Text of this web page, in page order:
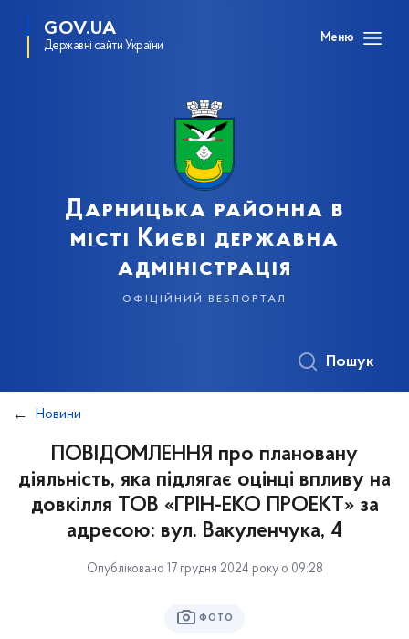
GOV.UA
Державні сайти України
Меню
Дарницька районна в
місті Києві державна
адміністрація
офіційний вебпортал
Пошук
Новини
ПОВІДОМЛЕННЯ про плановану
діяльність, яка підлягає оцінці впливу на
довкілля ТОВ «ГРІН-ЕКО ПРОЕКТ» за
адресою: вул. Вакуленчука, 4
Опубліковано 17 грудня 2024 року о 09:28
ФОТО